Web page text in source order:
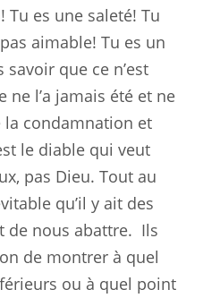
Tu es une saleté! Tu
aimable! Tu es un
que ce n’est
ne l’a jamais été et ne
la condamnation et
le diable qui veut
pas Dieu. Tout au
qu’il y ait des
de nous abattre. Ils
de montrer à quel
ou à quel point